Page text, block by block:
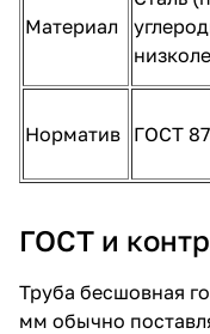
Материал
Норматив ГОСТ
ГОСТ и
Труба бесшовная
мм обычно